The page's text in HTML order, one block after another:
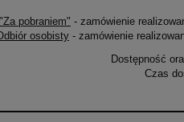
"Za pobraniem" - zamówienie
osobisty - zamówienie
Dostępność
Czas